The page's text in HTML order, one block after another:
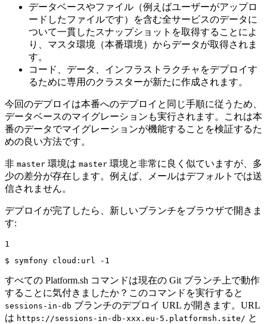
データベースやファイル（例えばユーザーがアップロ
ードしたファイルです）を含む全サービスのデータに
ついて一貫したスナップショットを取得することによ
り、マスタ環境（本番環境）からデータが取得されま
す。
コード、データ、インフラストラクチャをデプロイす
るために専用のクラスターが新たに作成されます。
今回のデプロイは本番へのデプロイと同じ手順に従うため、
データベースのマイグレーションも実行されます。これは本
番のデータでマイグレーションが機能することを検証するた
めの良い方法です。
非 master 環境は master 環境と非常に良く似ていますが、多
少の差分が存在します。例えば、メールはデフォルトでは送
信されません。
デプロイが完了したら、新しいブランチをブラウザで開きま
す:
1
$ symfony cloud:url -1
すべての Platform.sh コマンドは現在の Git ブランチ上で動作
することに気付きましたか？このコマンドを実行すると
sessions-in-db ブランチのデプロイ URL が開きます。URL
は https://sessions-in-db-xxx.eu-5.platformsh.site/ と